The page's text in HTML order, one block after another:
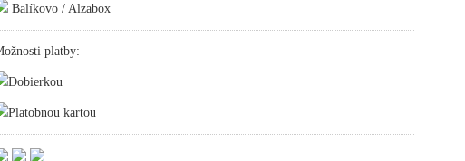
Balíkovo / Alzabox
platby:
Dobierkou
Platobnou kartou